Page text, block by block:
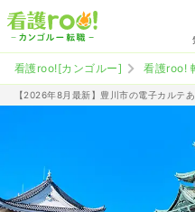
看護roo![カンゴルー] 看護roo!
【2026年8月最新】豊川市の電子カルテ